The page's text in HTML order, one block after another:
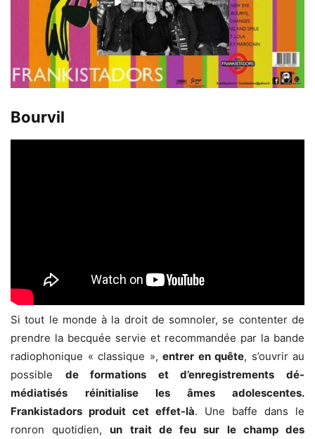
Bourvil
Si tout le monde à la droit de somnoler, se contenter de
prendre la becquée servie et recommandée par la bande
radiophonique « classique », entrer en quête, s’ouvrir au
possible de formations et d’enregistrements dé-
médiatisés
réinitialise les âmes adolescentes.
Frankistadors produit cet effet-là. Une baffe dans le
ronron quotidien,un trait de feu sur le champ des